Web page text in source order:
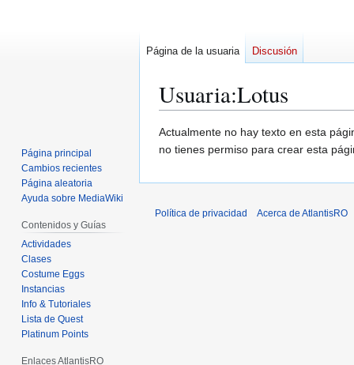
Usuaria:Lotus
Ir
a
navegación
Ir
a
búsqueda
Actualmente no hay texto en esta
no tienes permiso para crear esta
Página de la usuaria Discusión
Página principal
Cambios recientes
Página aleatoria
Ayuda sobre MediaWiki
Contenidos y Guías
Actividades
Clases
Costume Eggs
Instancias
Info & Tutoriales
Lista de Quest
Platinum Points
Enlaces AtlantisRO
Política de privacidad Acerca de AtlantisRO